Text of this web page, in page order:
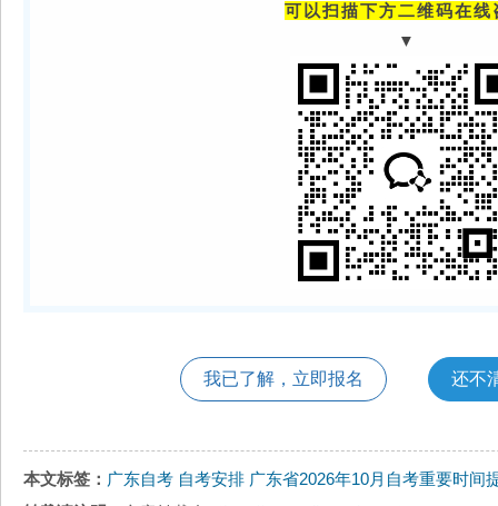
可以扫描下方二维码在线
▼
我已了解，立即报名 还不
本文标签： 广东自考 自考安排 广东省2026年10月自考重要时间